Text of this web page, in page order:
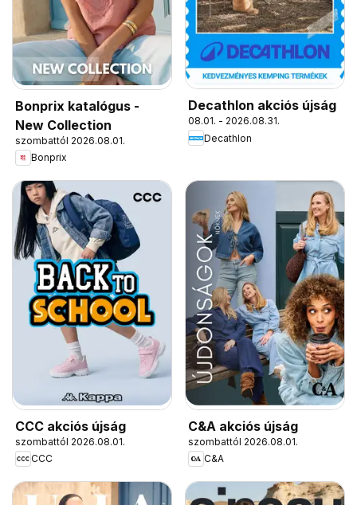
Bonprix katalógus -
New Collection
szombattól 2026.08.01.
Bonprix
Decathlon akciós újság
08.01. - 2026.08.31.
Decathlon
CCC akciós újság
szombattól 2026.08.01.
CCC
C&A akciós újság
szombattól 2026.08.01.
C&A